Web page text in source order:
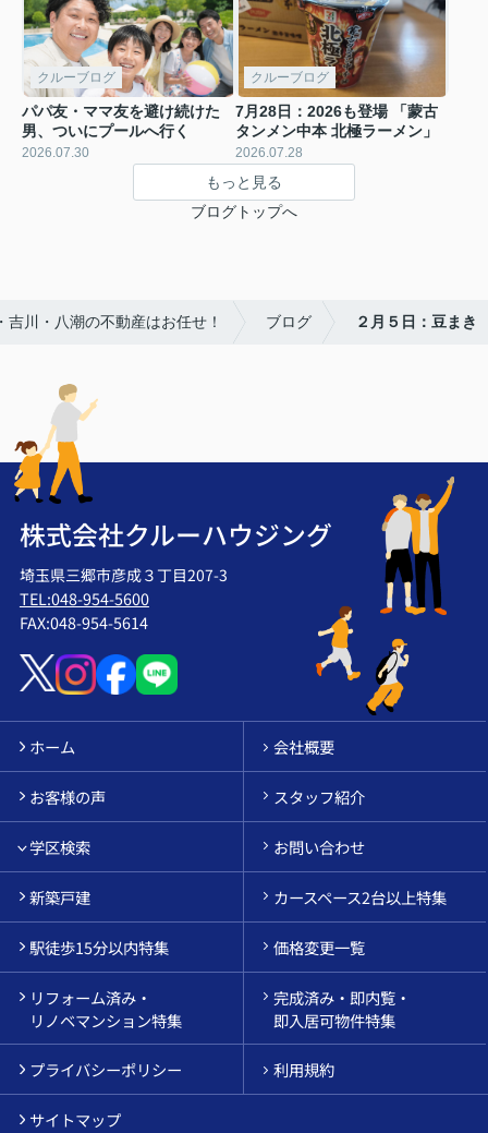
クルーブログ
パパ友・ママ友を避け続けた
男、ついにプールへ行く
2026.07.30
クルーブログ
7月28日：2026も登場 「蒙古
タンメン中本 北極ラーメン」
2026.07.28
もっと見る
ブログトップへ
川・八潮の不動産はお任せ！ ブログ ２月５日：豆まき
株式会社クルーハウジング
埼玉県三郷市彦成３丁目207-3
TEL:048-954-5600
FAX:048-954-5614
ホーム 会社概要
お客様の声 スタッフ紹介
学区検索 お問い合わせ
新築戸建 カースペース2台以上特集
駅徒歩15分以内特集 価格変更一覧
リフォーム済み・
リノベマンション特集
完成済み・即内覧・
即入居可物件特集
プライバシーポリシー 利用規約
サイトマップ